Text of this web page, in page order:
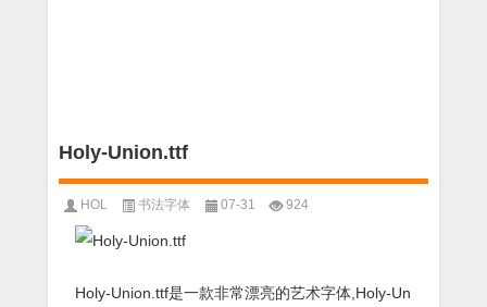
Holy-Union.ttf
HOL 书法字体 07-31 924
Holy-Union.ttf是一款非常漂亮的艺术字体,Holy-Un